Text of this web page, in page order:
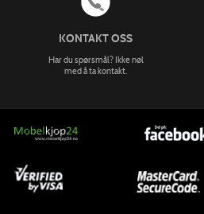
KONTAKT OSS
Har du spørsmål? Ikke nøl
med å ta kontakt.